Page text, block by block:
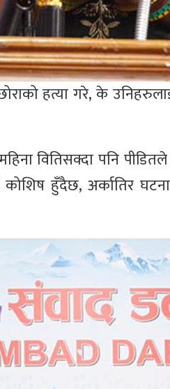
हत्या गरे, के
वितिसक्दा पनि
हुँदैछ, अर्कातिर